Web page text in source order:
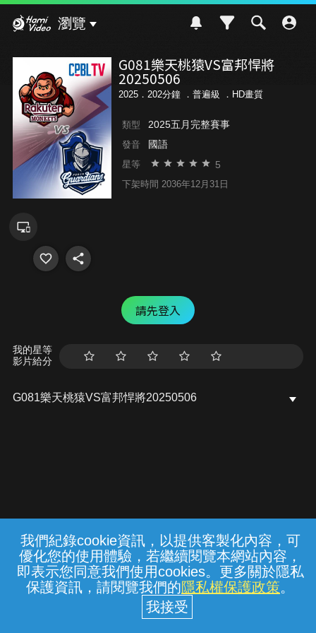
我們紀錄cookie資訊，以提供客製化內容，可
優化您的使用體驗，若繼續閱覽本網站內容，
即表示您同意我們使用cookies。更多關於隱私
保護資訊，請閱覽我們的隱私權保護政策。
瀏覽
G081樂天桃猿VS富邦悍將
20250506
2025．202分鐘 ． 普遍級 ．HD畫質
類型 2025五月完整賽事
發音 國語
星等 5
下架時間 2036年12月31日
請先登入
我的星等
影片給分
G081樂天桃猿VS富邦悍將20250506
常見問題 線上客服 服務條款 隱私權保護
中華電信股份有限公司個人家庭分公司
(統一編號：96979949) © 2026
{{notifyMsg}}